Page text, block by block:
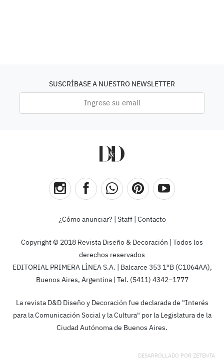
SUSCRÍBASE A NUESTRO NEWSLETTER
¿Cómo anunciar? Staff| Contacto
Copyright © 2018 Revista Diseño & Decoración | Todos los
derechos reservados
EDITORIAL PRIMERA LÍNEA S.A. | Balcarce 353 1ºB (C1064AA),
Buenos Aires, Argentina | Tel. (5411) 4342–1777
La revista D&D Diseño y Decoración fue declarada de "Interés
para la Comunicación Social y la Cultura" por la Legislatura de la
Ciudad Autónoma de Buenos Aires.
DESARROLLADO PORZETENTA